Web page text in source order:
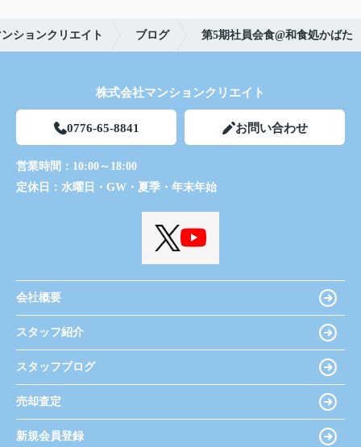
ションクリエイト ブログ 第5期社員会食@和食処かばた
株式会社マンションクリエイト
0776-65-8841 お問い合わせ
営業時間： 10:00～18:00
定休日： 水曜日・GW・夏季・年末年始
会社概要
スタッフ紹介
スタッフブログ
売却査定
新規会員登録